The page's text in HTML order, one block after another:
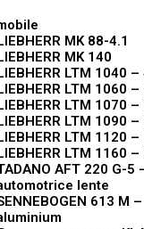
LIEBHERR MK 88-4.1
LIEBHERR MK 140
LIEBHERR LTM 1040
LIEBHERR LTM 1060
LIEBHERR LTM 1070
LIEBHERR LTM 1090
LIEBHERR LTM 1120
LIEBHERR LTM 1160
AFT 220 G-5
lente
613 M